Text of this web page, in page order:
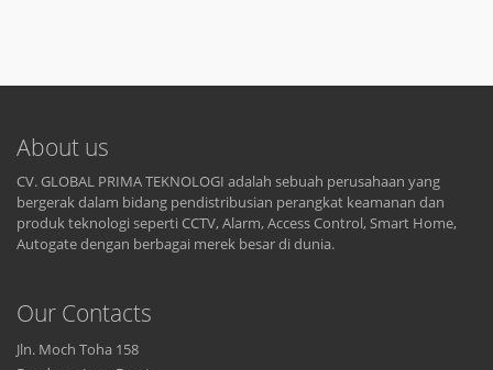
About us
CV. GLOBAL PRIMA TEKNOLOGI adalah sebuah perusahaan yang
bergerak dalam bidang pendistribusian perangkat keamanan dan
produk teknologi seperti CCTV, Alarm, Access Control, Smart Home,
Autogate dengan berbagai merek besar di dunia.
Our Contacts
Jln. Moch Toha 158